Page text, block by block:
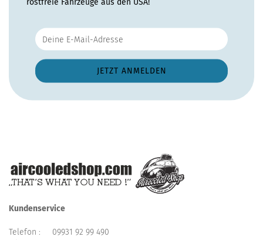
Kundenservice
Telefon : 09931 92 99 490